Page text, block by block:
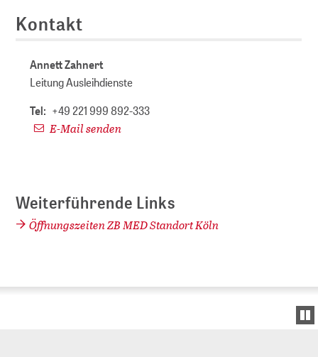
Kontakt
Annett Zahnert
Leitung Ausleihdienste
Tel: +49 221 999 892-333
E-Mail senden
Weiterführende Links
Öffnungszeiten ZB MED Standort Köln